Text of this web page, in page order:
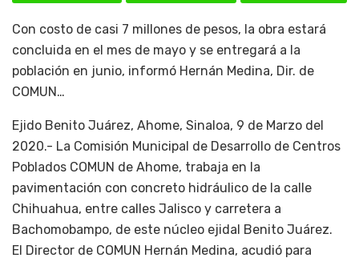
Con costo de casi 7 millones de pesos, la obra estará
concluida en el mes de mayo y se entregará a la
población en junio, informó Hernán Medina, Dir. de
COMUN…
Ejido Benito Juárez, Ahome, Sinaloa, 9 de Marzo del
2020.- La Comisión Municipal de Desarrollo de Centros
Poblados COMUN de Ahome, trabaja en la
pavimentación con concreto hidráulico de la calle
Chihuahua, entre calles Jalisco y carretera a
Bachomobampo, de este núcleo ejidal Benito Juárez.
El Director de COMUN Hernán Medina, acudió para